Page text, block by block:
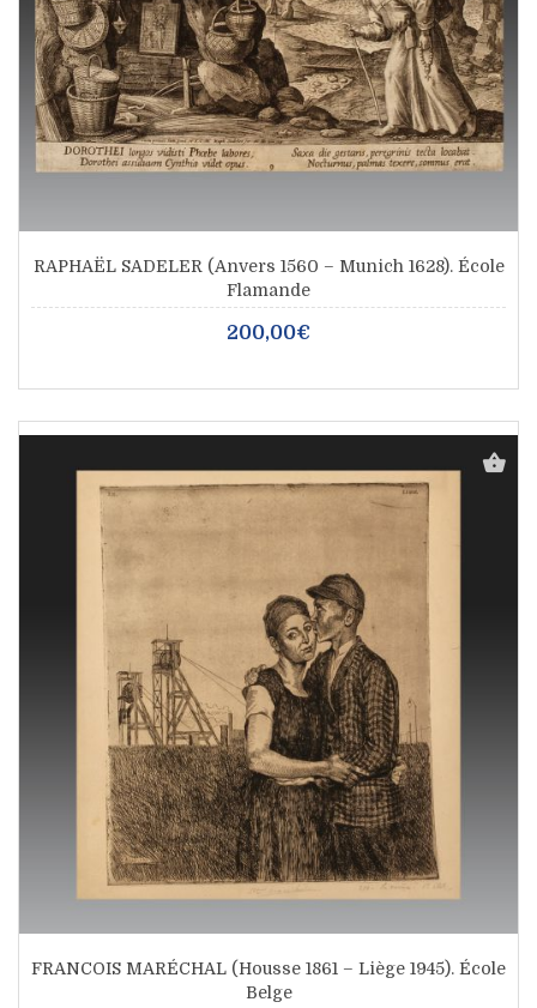
RAPHAËL SADELER (Anvers 1560 – Munich 1628). École
Flamande
200,00€
FRANCOIS MARÉCHAL (Housse 1861 – Liège 1945). École
Belge